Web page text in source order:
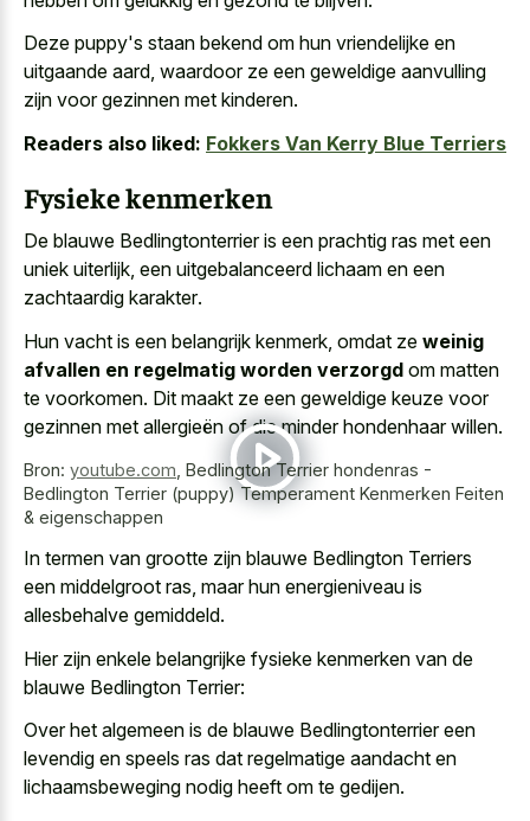
Deze puppy's staan bekend om hun vriendelijke en
uitgaande aard, waardoor ze een geweldige aanvulling
zijn voor gezinnen met kinderen.
Readers also liked: Fokkers Van Kerry Blue Terriers
Fysieke kenmerken
De blauwe Bedlingtonterrier is een prachtig ras met een
uniek uiterlijk, een uitgebalanceerd lichaam en een
zachtaardig karakter.
Hun vacht is een belangrijk kenmerk, omdat ze weinig
afvallen en regelmatig worden verzorgd om matten
te voorkomen. Dit maakt ze een geweldige keuze voor
gezinnen met allergieën of die minder hondenhaar willen.
Bron: youtube.com Bedlington Terrier hondenras -
Bedlington Terrier (puppy) Temperament Kenmerken Feiten
& eigenschappen
In termen van grootte zijn blauwe Bedlington Terriers
een middelgroot ras, maar hun energieniveau is
allesbehalve gemiddeld.
Hier zijn enkele belangrijke fysieke kenmerken van de
blauwe Bedlington Terrier:
Over het algemeen is de blauwe Bedlingtonterrier een
levendig en speels ras dat regelmatige aandacht en
lichaamsbeweging nodig heeft om te gedijen.